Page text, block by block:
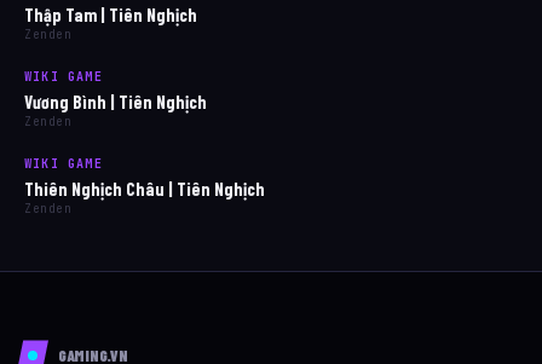
Thập Tam | Tiên Nghịch
Zenden
WIKI GAME
Vương Bình | Tiên Nghịch
Zenden
WIKI GAME
Thiên Nghịch Châu | Tiên Nghịch
Zenden
GAMING.VN